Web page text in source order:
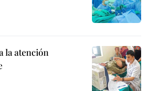
la atención